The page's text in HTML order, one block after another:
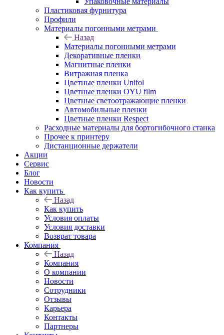
Пластиковая фурнитура
Профили
Материалы погонными метрами
Назад
Материалы погонными метрами
Декоративные пленки
Магнитные пленки
Витражная пленка
Цветные пленки Unifol
Цветные пленки OYU film
Цветные светоотражающие пленки
Автомобильные пленки
Цветные пленки Respect
Расходные материалы для бортогибочного станка
Прочее к принтеру
Дистанционные держатели
Акции
Сервис
Блог
Новости
Как купить
Назад
Как купить
Условия оплаты
Условия доставки
Возврат товара
Компания
Назад
Компания
О компании
Новости
Сотрудники
Отзывы
Карьера
Контакты
Партнеры